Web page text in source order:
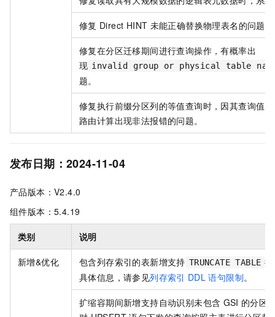
修复 Direct HINT 未能正确替换物理表名的问题。
修复在分区迁移期间进行查询操作，有概率出
现 invalid group or physical table
题。
修复执行前缀分区列的等值查询时，因其查询值
路由计算出现非法报错的问题。
发布日期：2024-11-04
产品版本：V2.4.0
组件版本：5.4.19
类别 说明
新增&优化 包含列存索引的表新增支持 TRUNCATE TABLE
具体信息，请参见列存索引 DDL 语句限制。
扩缩容期间新增支持自动识别未包含 GSI 的分区